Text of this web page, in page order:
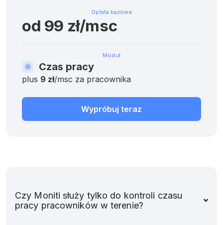
Opłata bazowa
od 99 zł/msc
Moduł
Czas pracy
plus 9 zł/msc za pracownika
Wypróbuj teraz
Czy Moniti służy tylko do kontroli czasu
pracy pracowników w terenie?